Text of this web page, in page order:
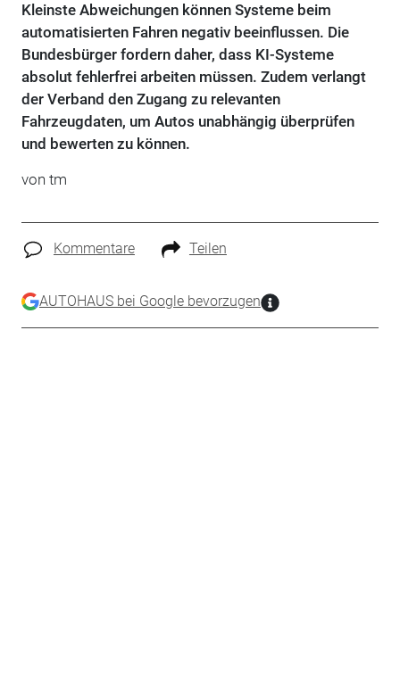
Kleinste Abweichungen können Systeme beim
automatisierten Fahren negativ beeinflussen. Die
Bundesbürger fordern daher, dass KI-Systeme
absolut fehlerfrei arbeiten müssen. Zudem verlangt
der Verband den Zugang zu relevanten
Fahrzeugdaten, um Autos unabhängig überprüfen
und bewerten zu können.
von tm
Kommentare Teilen
AUTOHAUS bei Google bevorzugen